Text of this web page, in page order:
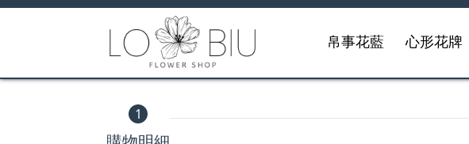
帛事花藍 心形花牌
1